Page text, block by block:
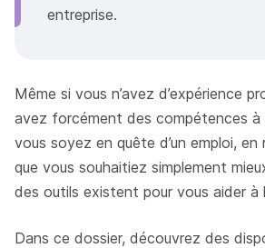
entreprise.
Même si vous n’avez d’expérience
avez forcément des compétences à
vous soyez en quête d’un emploi, en
que vous souhaitiez simplement
des outils existent pour vous aider à
Dans ce dossier, découvrez des